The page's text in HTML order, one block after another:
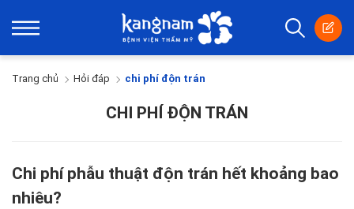
Trang chủ Hỏi đáp chi phí độn trán
CHI PHÍ ĐỘN TRÁN
Chi phí phẫu thuật độn trán hết khoảng bao
nhiêu?